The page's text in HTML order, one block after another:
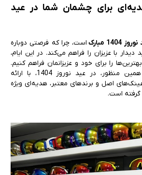
برای چشمان شما در عید
1404 مبارک
است، چرا که فرصتی دوباره
با عزیزان را فراهم می‌کند. در این ایام،
را برای خود و عزیزانمان فراهم کنیم.
سوری اپتیک نیز به همین منظور، در عید نوروز 1404، با ارائه
اصل و برندهای معتبر، هدیه‌ای ویژه
گرفته است.